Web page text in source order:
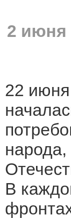
2 июня
22 июня
В